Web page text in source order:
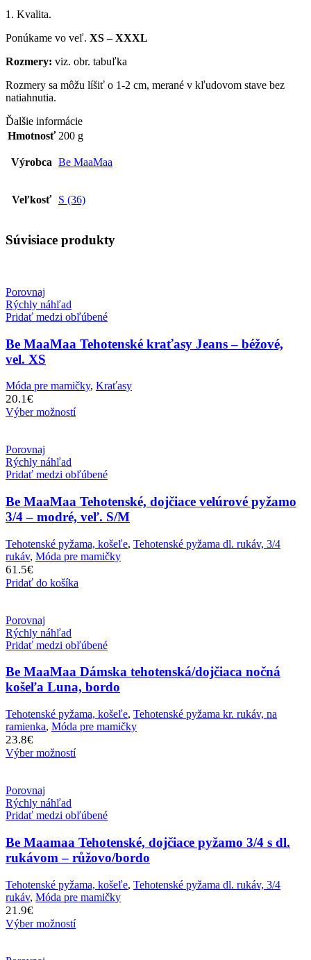
1. Kvalita.
Ponúkame vo veľ. XS – XXXL
Rozmery: viz. obr. tabuľka
Rozmery sa môžu líšiť o 1-2 cm, merané v kľudovom stave bez
natiahnutia.
Ďalšie informácie
Hmotnosť 200 g
Výrobca Be MaaMaa
Veľkosť S (36)
Súvisiace produkty
Porovnaj
Rýchly náhľad
Pridať medzi obľúbené
Be MaaMaa Tehotenské kraťasy Jeans – béžové,
vel. XS
Móda pre mamičky, Kraťasy
20.1€
Výber možností
Porovnaj
Rýchly náhľad
Pridať medzi obľúbené
Be MaaMaa Tehotenské, dojčiace velúrové pyžamo
3/4 – modré, veľ. S/M
Tehotenské pyžama, košeľe, Tehotenské pyžama dl. rukáv, 3/4
rukáv, Móda pre mamičky
61.5€
Pridať do košíka
Porovnaj
Rýchly náhľad
Pridať medzi obľúbené
Be MaaMaa Dámska tehotenská/dojčiaca nočná
košeľa Luna, bordo
Tehotenské pyžama, košeľe, Tehotenské pyžama kr. rukáv, na
ramienka, Móda pre mamičky
23.8€
Výber možností
Porovnaj
Rýchly náhľad
Pridať medzi obľúbené
Be Maamaa Tehotenské, dojčiace pyžamo 3/4 s dl.
rukávom – růžovo/bordo
Tehotenské pyžama, košeľe, Tehotenské pyžama dl. rukáv, 3/4
rukáv, Móda pre mamičky
21.9€
Výber možností